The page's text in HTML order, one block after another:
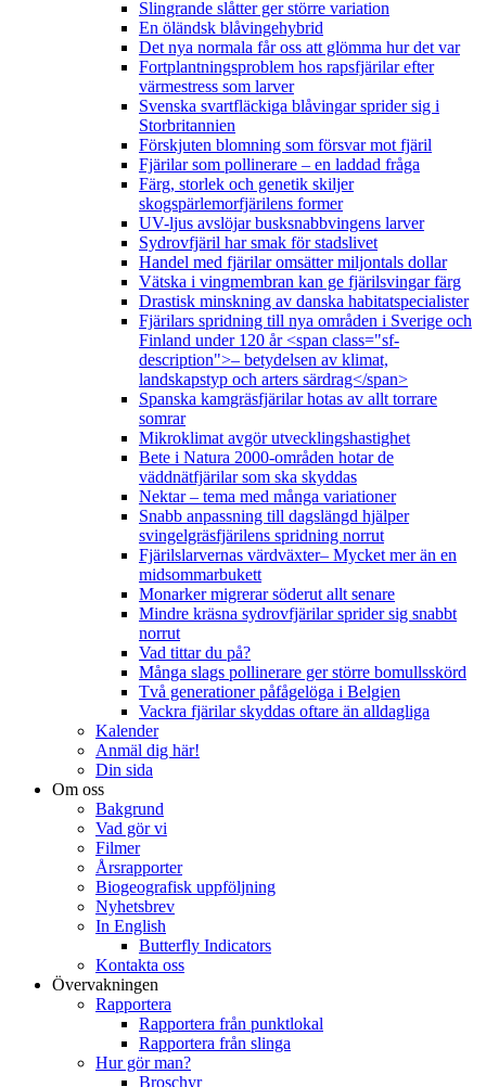
Slingrande slåtter ger större variation
En öländsk blåvingehybrid
Det nya normala får oss att glömma hur det var
Fortplantningsproblem hos rapsfjärilar efter
värmestress som larver
Svenska svartfläckiga blåvingar sprider sig i
Storbritannien
Förskjuten blomning som försvar mot fjäril
Fjärilar som pollinerare – en laddad fråga
Färg, storlek och genetik skiljer
skogspärlemorfjärilens former
UV-ljus avslöjar busksnabbvingens larver
Sydrovfjäril har smak för stadslivet
Handel med fjärilar omsätter miljontals dollar
Vätska i vingmembran kan ge fjärilsvingar färg
Drastisk minskning av danska habitatspecialister
Fjärilars spridning till nya områden i Sverige och
Finland under 120 år <span class="sf-
description">– betydelsen av klimat,
landskapstyp och arters särdrag</span>
Spanska kamgräsfjärilar hotas av allt torrare
somrar
Mikroklimat avgör utvecklingshastighet
Bete i Natura 2000-områden hotar de
väddnätfjärilar som ska skyddas
Nektar – tema med många variationer
Snabb anpassning till dagslängd hjälper
svingelgräsfjärilens spridning norrut
Fjärilslarvernas värdväxter– Mycket mer än en
midsommarbukett
Monarker migrerar söderut allt senare
Mindre kräsna sydrovfjärilar sprider sig snabbt
norrut
Vad tittar du på?
Många slags pollinerare ger större bomullsskörd
Två generationer påfågelöga i Belgien
Vackra fjärilar skyddas oftare än alldagliga
Kalender
Anmäl dig här!
Din sida
Om oss
Bakgrund
Vad gör vi
Filmer
Årsrapporter
Biogeografisk uppföljning
Nyhetsbrev
In English
Butterfly Indicators
Kontakta oss
Övervakningen
Rapportera
Rapportera från punktlokal
Rapportera från slinga
Hur gör man?
Broschyr